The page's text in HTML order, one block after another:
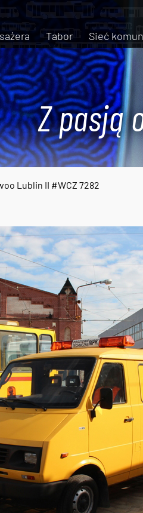
Tabor Sieć
Z pasją
Lublin II #WCZ 7282